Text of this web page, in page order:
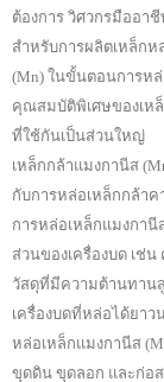
ต้องการ วิศวกรมืออา
สำหรับการผลิตเหล็กห
(Mn) ในขั้นตอนการห
คุณสมบัติพิเศษของเห
ที่ใช้กันเป็นส่วนใหญ่
เหล็กกล้าแมงกานีส
กับการหล่อเหล็กกล้า
การหล่อเหล็กแมงกา
ส่วนของเครื่องบด เช่
วัสดุที่มีความต้านทาน
เครื่องบดที่หล่อได้ยา
หล่อเหล็กแมงกานีส
ขุดดิน ขุดลอก และก่อ